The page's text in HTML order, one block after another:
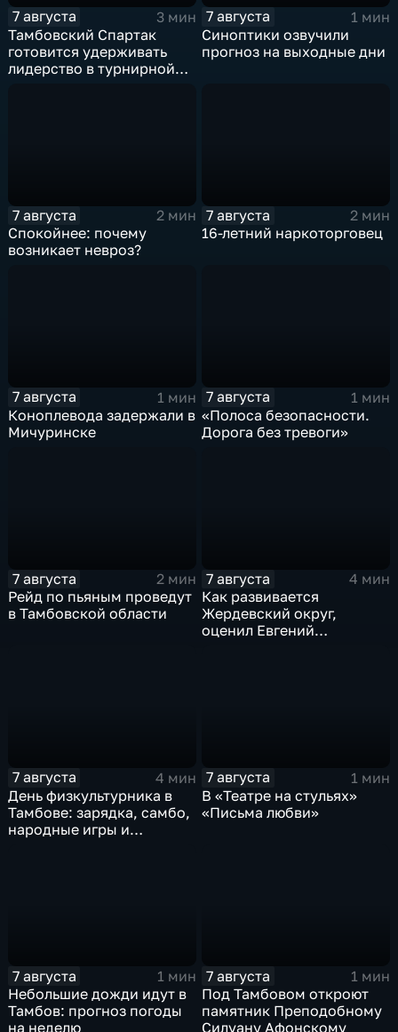
7 августа
3 мин
Тамбовский Спартак
готовится удерживать
лидерство в турнирной
7 августа
1 мин
Синоптики озвучили
прогноз на выходные дни
7 августа
2 мин
Спокойнее: почему
возникает невроз?
7 августа
2 мин
16-летний наркоторговец
7 августа
1 мин
Коноплевода задержали в
Мичуринске
7 августа
1 мин
«Полоса безопасности.
Дорога без тревоги»
7 августа
2 мин
Рейд по пьяным проведут
в Тамбовской области
7 августа
4 мин
Как развивается
Жердевский округ,
оценил Евгений
7 августа
4 мин
День физкультурника в
Тамбове: зарядка, самбо,
народные игры и
7 августа
1 мин
В «Театре на стульях»
«Письма любви»
7 августа
1 мин
Небольшие дожди идут в
Тамбов: прогноз погоды
на неделю
7 августа
1 мин
Под Тамбовом откроют
памятник Преподобному
Силуану Афонскому